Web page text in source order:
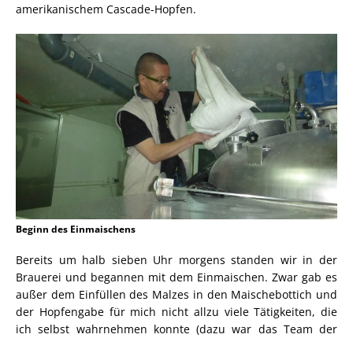
amerikanischem Cascade-Hopfen.
Beginn des Einmaischens
Bereits um halb sieben Uhr morgens standen wir in der
Brauerei und begannen mit dem Einmaischen. Zwar gab es
außer dem Einfüllen des Malzes in den Maischebottich und
der Hopfengabe für mich nicht allzu viele Tätigkeiten, die
ich selbst wahrnehmen konnte (dazu war das Team der